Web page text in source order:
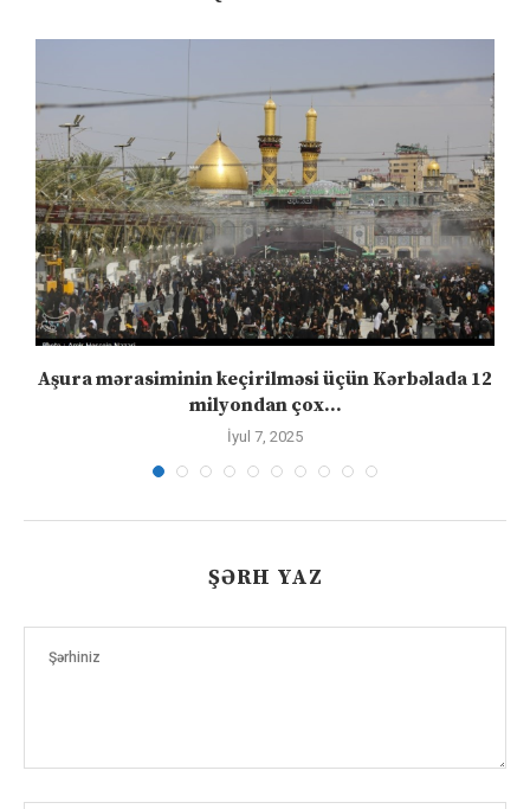
Aşura mərasiminin keçirilməsi üçün Kərbəlada 12
milyondan çox...
İyul 7, 2025
ŞƏRH YAZ